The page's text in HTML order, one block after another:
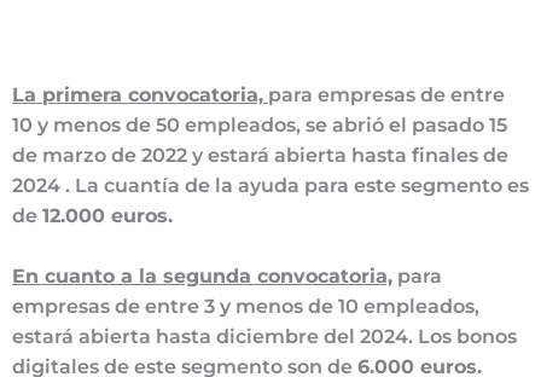
La primera convocatoria, para empresas de entre
10 y menos de 50 empleados, se abrió el pasado 15
de marzo de 2022 y estará abierta hasta finales de
2024 . La cuantía de la ayuda para este segmento es
de 12.000 euros.
En cuanto a la segunda convocatoria, para
empresas de entre 3 y menos de 10 empleados,
estará abierta hasta diciembre del 2024. Los bonos
digitales de este segmento son de 6.000 euros.